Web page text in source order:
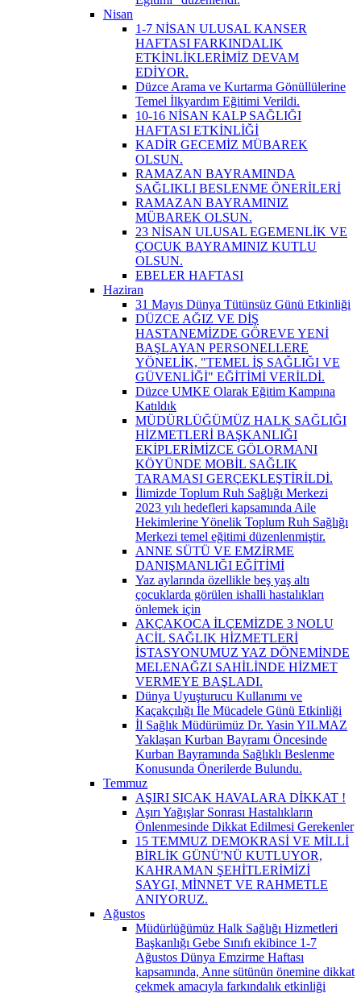
Nisan
1-7 NİSAN ULUSAL KANSER
HAFTASI FARKINDALIK
ETKİNLİKLERİMİZ DEVAM
EDİYOR.
Düzce Arama ve Kurtarma Gönüllülerine
Temel İlkyardım Eğitimi Verildi.
10-16 NİSAN KALP SAĞLIĞI
HAFTASI ETKİNLİĞİ
KADİR GECEMİZ MÜBAREK
OLSUN.
RAMAZAN BAYRAMINDA
SAĞLIKLI BESLENME ÖNERİLERİ
RAMAZAN BAYRAMINIZ
MÜBAREK OLSUN.
23 NİSAN ULUSAL EGEMENLİK VE
ÇOCUK BAYRAMINIZ KUTLU
OLSUN.
EBELER HAFTASI
Haziran
31 Mayıs Dünya Tütünsüz Günü Etkinliği
DÜZCE AĞIZ VE DİŞ
HASTANEMİZDE GÖREVE YENİ
BAŞLAYAN PERSONELLERE
YÖNELİK, "TEMEL İŞ SAĞLIĞI VE
GÜVENLİĞİ" EĞİTİMİ VERİLDİ.
Düzce UMKE Olarak Eğitim Kampına
Katıldık
MÜDÜRLÜĞÜMÜZ HALK SAĞLIĞI
HİZMETLERİ BAŞKANLIĞI
EKİPLERİMİZCE GÖLORMANI
KÖYÜNDE MOBİL SAĞLIK
TARAMASI GERÇEKLEŞTİRİLDİ.
İlimizde Toplum Ruh Sağlığı Merkezi
2023 yılı hedefleri kapsamında Aile
Hekimlerine Yönelik Toplum Ruh Sağlığı
Merkezi temel eğitimi düzenlenmiştir.
ANNE SÜTÜ VE EMZİRME
DANIŞMANLIĞI EĞİTİMİ
Yaz aylarında özellikle beş yaş altı
çocuklarda görülen ishalli hastalıkları
önlemek için
AKÇAKOCA İLÇEMİZDE 3 NOLU
ACİL SAĞLIK HİZMETLERİ
İSTASYONUMUZ YAZ DÖNEMİNDE
MELENAĞZI SAHİLİNDE HİZMET
VERMEYE BAŞLADI.
Dünya Uyuşturucu Kullanımı ve
Kaçakçılığı İle Mücadele Günü Etkinliği
İl Sağlık Müdürümüz Dr. Yasin YILMAZ
Yaklaşan Kurban Bayramı Öncesinde
Kurban Bayramında Sağlıklı Beslenme
Konusunda Önerilerde Bulundu.
Temmuz
AŞIRI SICAK HAVALARA DİKKAT !
Aşırı Yağışlar Sonrası Hastalıkların
Önlenmesinde Dikkat Edilmesi Gerekenler
15 TEMMUZ DEMOKRASİ VE MİLLİ
BİRLİK GÜNÜ'NÜ KUTLUYOR,
KAHRAMAN ŞEHİTLERİMİZİ
SAYGI, MİNNET VE RAHMETLE
ANIYORUZ.
Ağustos
Müdürlüğümüz Halk Sağlığı Hizmetleri
Başkanlığı Gebe Sınıfı ekibince 1-7
Ağustos Dünya Emzirme Haftası
kapsamında, Anne sütünün önemine dikkat
çekmek amacıyla farkındalık etkinliği